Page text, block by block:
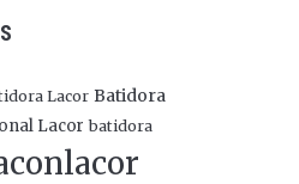
Lacor Batidora
Lacor batidora